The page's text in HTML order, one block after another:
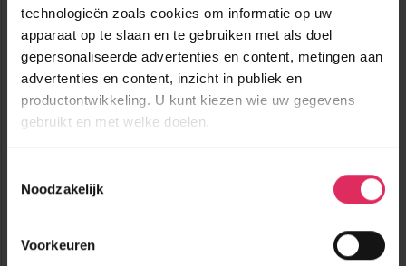
technologieën zoals cookies om informatie op uw
apparaat op te slaan en te gebruiken met als doel
gepersonaliseerde advertenties en content, metingen aan
advertenties en content, inzicht in publiek en
productontwikkeling. U kunt kiezen wie uw gegevens
gebruikt en met welke doelen.
Informatie verzamelen over uw geografische
Uw apparaat identificeren door het actief te
scannen op specifieke eigenschappen (fingerprinting)
Noodzakelijk
Voorkeuren
Mooi chalet in Alpe d'Huez, direct aan de piste en met eigen
sauna!
895